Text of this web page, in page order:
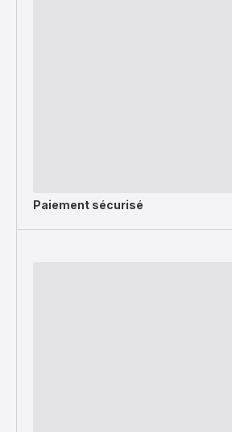
Paiement sécurisé